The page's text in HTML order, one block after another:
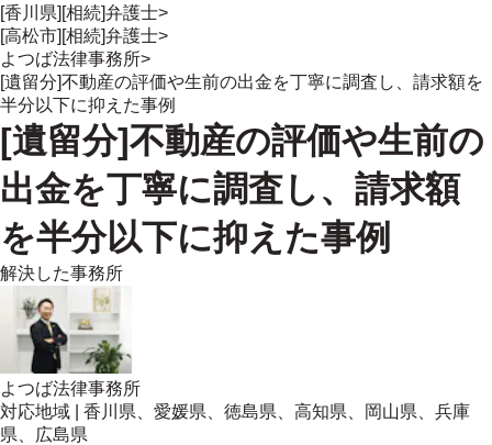
[香川県][相続]弁護士>
[高松市][相続]弁護士>
よつば法律事務所>
[遺留分]不動産の評価や生前の出金を丁寧に調査し、請求額を
半分以下に抑えた事例
[遺留分]不動産の評価や生前の
出金を丁寧に調査し、請求額
を半分以下に抑えた事例
解決した事務所
よつば法律事務所
対応地域 |
香川県、愛媛県、徳島県、高知県、岡山県、兵庫
県、広島県